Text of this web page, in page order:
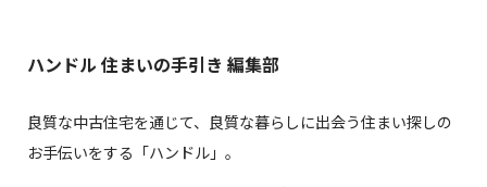
ハンドル 住まいの手引き 編集部
良質な中古住宅を通じて、良質な暮らしに出会う住まい探しの
お手伝いをする「ハンドル」。